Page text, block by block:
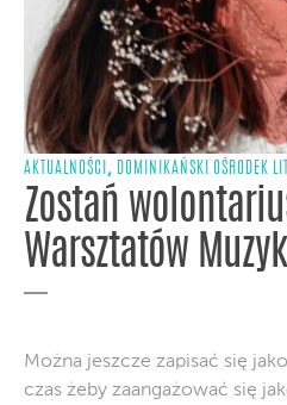
AKTUALNOŚCI , DOMINIKAŃSKI OŚRODEK
Zostań
Warsztatów
Można jeszcze zapisać się
czas żeby zaangażować się